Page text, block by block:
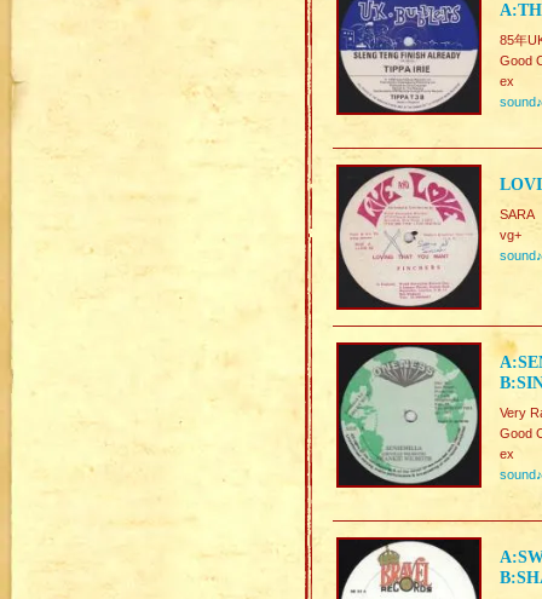
85年
Good
ex
sound♪
SARA
vg+
sound♪
Very
Good
ex
sound♪